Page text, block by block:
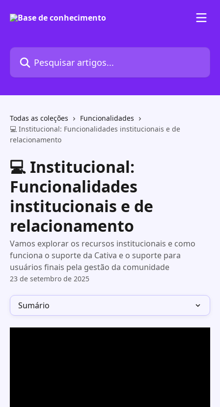
Pesquisar artigos...
Todas as coleções
Funcionalidades
💻 Institucional: Funcionalidades institucionais e de
relacionamento
💻 Institucional:
Funcionalidades
institucionais e de
relacionamento
Vamos explorar os recursos institucionais e como
funciona o suporte da Cativa e o suporte para
usuários finais pela gestão da comunidade
23 de setembro de 2025
Sumário